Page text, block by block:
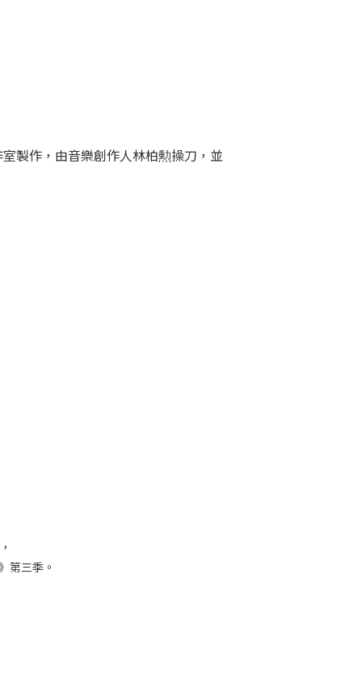
製作，由音樂創作人林柏勲操刀，並
第三季。